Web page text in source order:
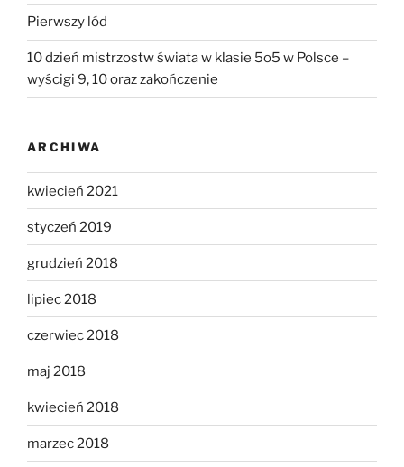
Pierwszy lód
10 dzień mistrzostw świata w klasie 5o5 w Polsce –
wyścigi 9, 10 oraz zakończenie
ARCHIWA
kwiecień 2021
styczeń 2019
grudzień 2018
lipiec 2018
czerwiec 2018
maj 2018
kwiecień 2018
marzec 2018